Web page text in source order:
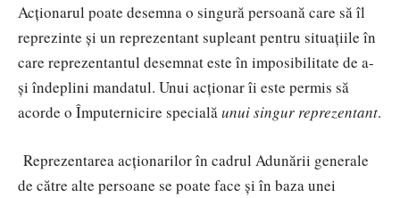
Acționarul poate desemna o singură persoană care să îl
reprezinte și un reprezentant supleant pentru situațiile în
care reprezentantul desemnat este în imposibilitate de a-
și îndeplini mandatul. Unui acționar îi este permis să
acorde o Împuternicire specială unui singur reprezentant.
Reprezentarea acționarilor în cadrul Adunării generale
de către alte persoane se poate face și în baza unei